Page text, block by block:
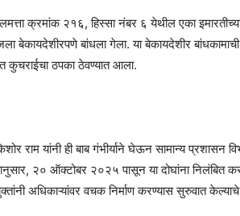
क्रमांक २१६, हिस्सा नंबर ६ येथील एका
बेकायदेशीरपणे बांधला गेला. या बेकायदेशीर बांधकामाची
कुचराईचा ठपका ठेवण्यात आला.
राम यांनी ही बाब गंभीर्याने घेऊन सामान्य प्रशासन
२० ऑक्टोबर २०२५ पासून या दोघांना निलंबित
अधिकाऱ्यांवर वचक निर्माण करण्यास सुरुवात